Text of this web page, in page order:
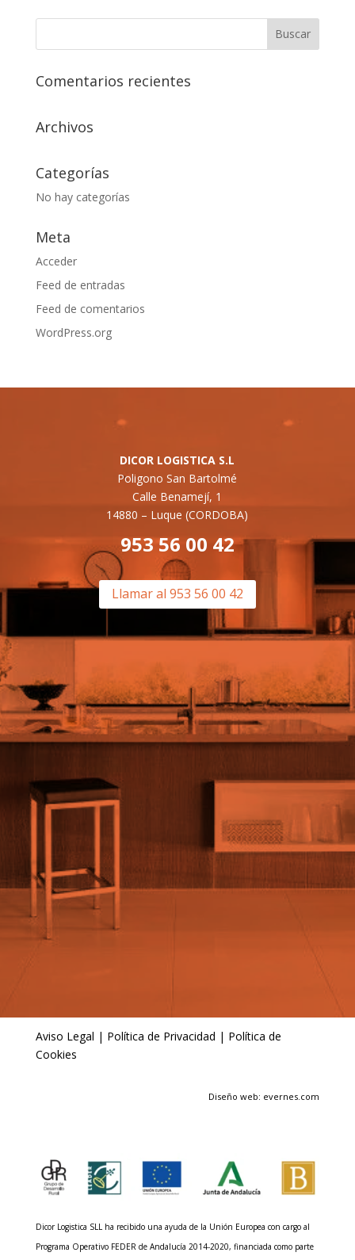
Comentarios recientes
Archivos
Categorías
No hay categorías
Meta
Acceder
Feed de entradas
Feed de comentarios
WordPress.org
DICOR LOGISTICA S.L
Poligono San Bartolmé
Calle Benamejí, 1
14880 – Luque (CORDOBA)
953 56 00 42
Llamar al 953 56 00 42
Aviso Legal | Política de Privacidad | Política de
Cookies
Diseño web: evernes.com
Dicor Logistica SLL ha recibido una ayuda de la Unión Europea con cargo al
Programa Operativo FEDER de Andalucía 2014-2020, financiada como parte